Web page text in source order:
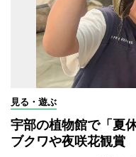
見る・遊ぶ
宇部の植物館で「夏
ブクワや夜咲花観賞